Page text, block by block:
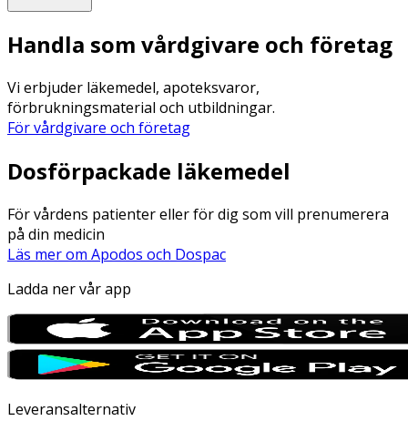
Handla som vårdgivare och företag
Vi erbjuder läkemedel, apoteksvaror,
förbrukningsmaterial och utbildningar.
För vårdgivare och företag
Dosförpackade läkemedel
För vårdens patienter eller för dig som vill prenumerera
på din medicin
Läs mer om Apodos och Dospac
Ladda ner vår app
Leveransalternativ